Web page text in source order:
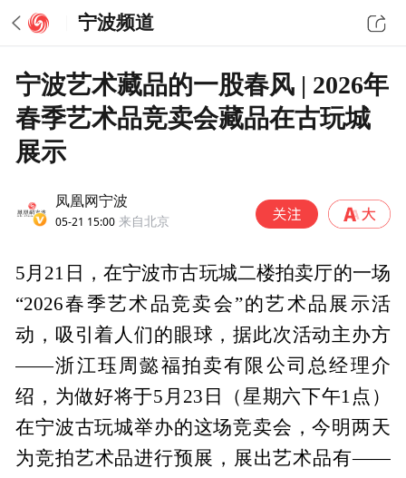
宁波频道
宁波艺术藏品的一股春风 | 2026年
春季艺术品竞卖会藏品在古玩城
展示
凤凰网宁波
05-21 15:00 来自北京
5月21日，在宁波市古玩城二楼拍卖厅的一场
“2026春季艺术品竞卖会”的艺术品展示活
动，吸引着人们的眼球，据此次活动主办方
——浙江珏周懿福拍卖有限公司总经理介
绍，为做好将于5月23日（星期六下午1点）
在宁波古玩城举办的这场竞卖会，今明两天
为竞拍艺术品进行预展，展出艺术品有——